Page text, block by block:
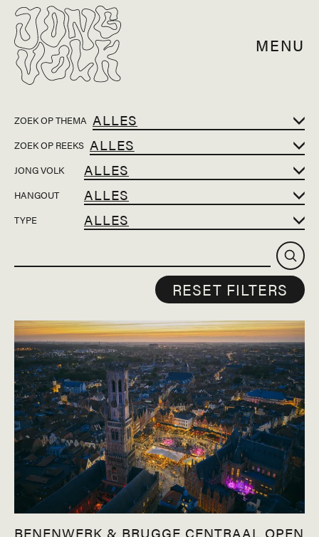
MENU
ZOEK OP THEMA
ZOEK OP REEKS
JONG VOLK
HANGOUT
TYPE
RESET FILTERS
BENENWERK & BRUGGE CENTRAAL OPEN